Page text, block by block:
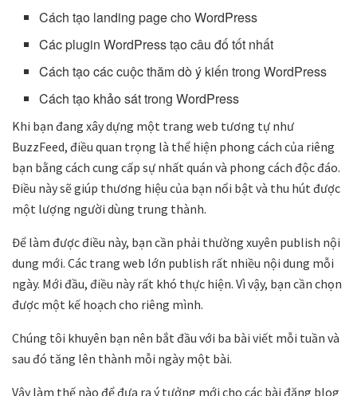
Cách tạo landing page cho WordPress
Các plugin WordPress tạo câu đố tốt nhất
Cách tạo các cuộc thăm dò ý kiến trong WordPress
Cách tạo khảo sát trong WordPress
Khi bạn đang xây dựng một trang web tương tự như
BuzzFeed, điều quan trọng là thể hiện phong cách của riêng
bạn bằng cách cung cấp sự nhất quán và phong cách độc đáo.
Điều này sẽ giúp thương hiệu của bạn nổi bật và thu hút được
một lượng người dùng trung thành.
Để làm được điều này, bạn cần phải thường xuyên publish nội
dung mới. Các trang web lớn publish rất nhiều nội dung mỗi
ngày. Mới đầu, điều này rất khó thực hiện. Vì vậy, bạn cần chọn
được một kế hoạch cho riêng mình.
Chúng tôi khuyên bạn nên bắt đầu với ba bài viết mỗi tuần và
sau đó tăng lên thành mỗi ngày một bài.
Vậy làm thế nào để đưa ra ý tưởng mới cho các bài đăng blog